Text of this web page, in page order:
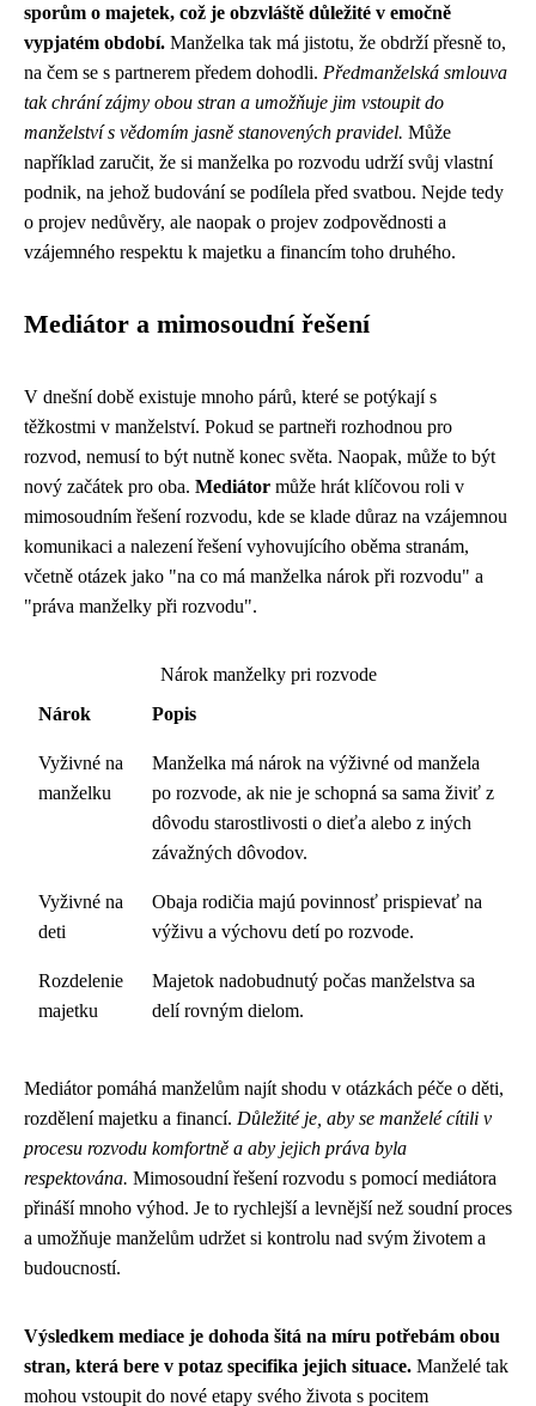
sporům o majetek, což je obzvláště důležité v emočně
vypjatém období. Manželka tak má jistotu, že obdrží přesně to,
na čem se s partnerem předem dohodli. Předmanželská smlouva
tak chrání zájmy obou stran a umožňuje jim vstoupit do
manželství s vědomím jasně stanovených pravidel. Může
například zaručit, že si manželka po rozvodu udrží svůj vlastní
podnik, na jehož budování se podílela před svatbou. Nejde tedy
o projev nedůvěry, ale naopak o projev zodpovědnosti a
vzájemného respektu k majetku a financím toho druhého.
Mediátor a mimosoudní řešení
V dnešní době existuje mnoho párů, které se potýkají s
těžkostmi v manželství. Pokud se partneři rozhodnou pro
rozvod, nemusí to být nutně konec světa. Naopak, může to být
nový začátek pro oba. Mediátor může hrát klíčovou roli v
mimosoudním řešení rozvodu, kde se klade důraz na vzájemnou
komunikaci a nalezení řešení vyhovujícího oběma stranám,
včetně otázek jako "na co má manželka nárok při rozvodu" a
"práva manželky při rozvodu".
Nárok manželky pri rozvode
Nárok
Popis
Vyživné na
manželku
Manželka má nárok na výživné od manžela
po rozvode, ak nie je schopná sa sama živiť z
dôvodu starostlivosti o dieťa alebo z iných
závažných dôvodov.
Vyživné na
deti
Obaja rodičia majú povinnosť prispievať na
výživu a výchovu detí po rozvode.
Rozdelenie
majetku
Majetok nadobudnutý počas manželstva sa
delí rovným dielom.
Mediátor pomáhá manželům najít shodu v otázkách péče o děti,
rozdělení majetku a financí. Důležité je, aby se manželé cítili v
procesu rozvodu komfortně a aby jejich práva byla
respektována. Mimosoudní řešení rozvodu s pomocí mediátora
přináší mnoho výhod. Je to rychlejší a levnější než soudní proces
a umožňuje manželům udržet si kontrolu nad svým životem a
budoucností.
Výsledkem mediace je dohoda šitá na míru potřebám obou
stran, která bere v potaz specifika jejich situace. Manželé tak
mohou vstoupit do nové etapy svého života s pocitem